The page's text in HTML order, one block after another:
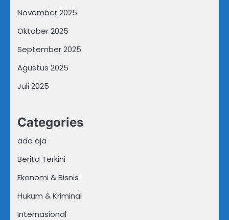
November 2025
Oktober 2025
September 2025
Agustus 2025
Juli 2025
Categories
ada aja
Berita Terkini
Ekonomi & Bisnis
Hukum & Kriminal
Internasional